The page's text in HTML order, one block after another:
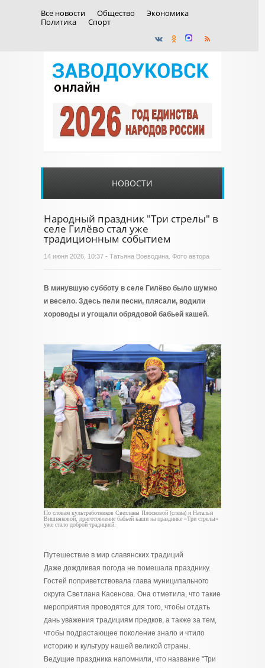
Все новости Общество
Экономика
Политика
Спорт
НОВОСТИ
Народный праздник "Три стрелы" в
селе Гилёво стал уже
традиционным событием
14 июня 2026, 10:37 - Татьяна Воеводина. Фото автора
В минувшую субботу в селе Гилёво было шумно
и весело. Здесь пели песни, плясали, водили
хороводы и угощали обрядовой бабьей кашей.
По словам культработников Светланы Плосковой (слева) и Натальи
Вишняковой, приготовление бабьей каши на празднике «Три стрелы»
уже стало доброй традицией.
Путешествие в мир славянских традиций
Даже дождливая погода не помешала празднику.
Гостей поприветствовала глава муниципального
округа Светлана Касенова. Она отметила, что такие
мероприятия проводятся для того, чтобы отдать
дань уважения традициям предков, а также за тем,
чтобы подрастающее поколение знало и чтило
историю и культуру нашей великой страны.
Ведущие праздника напомнили, что название "Три